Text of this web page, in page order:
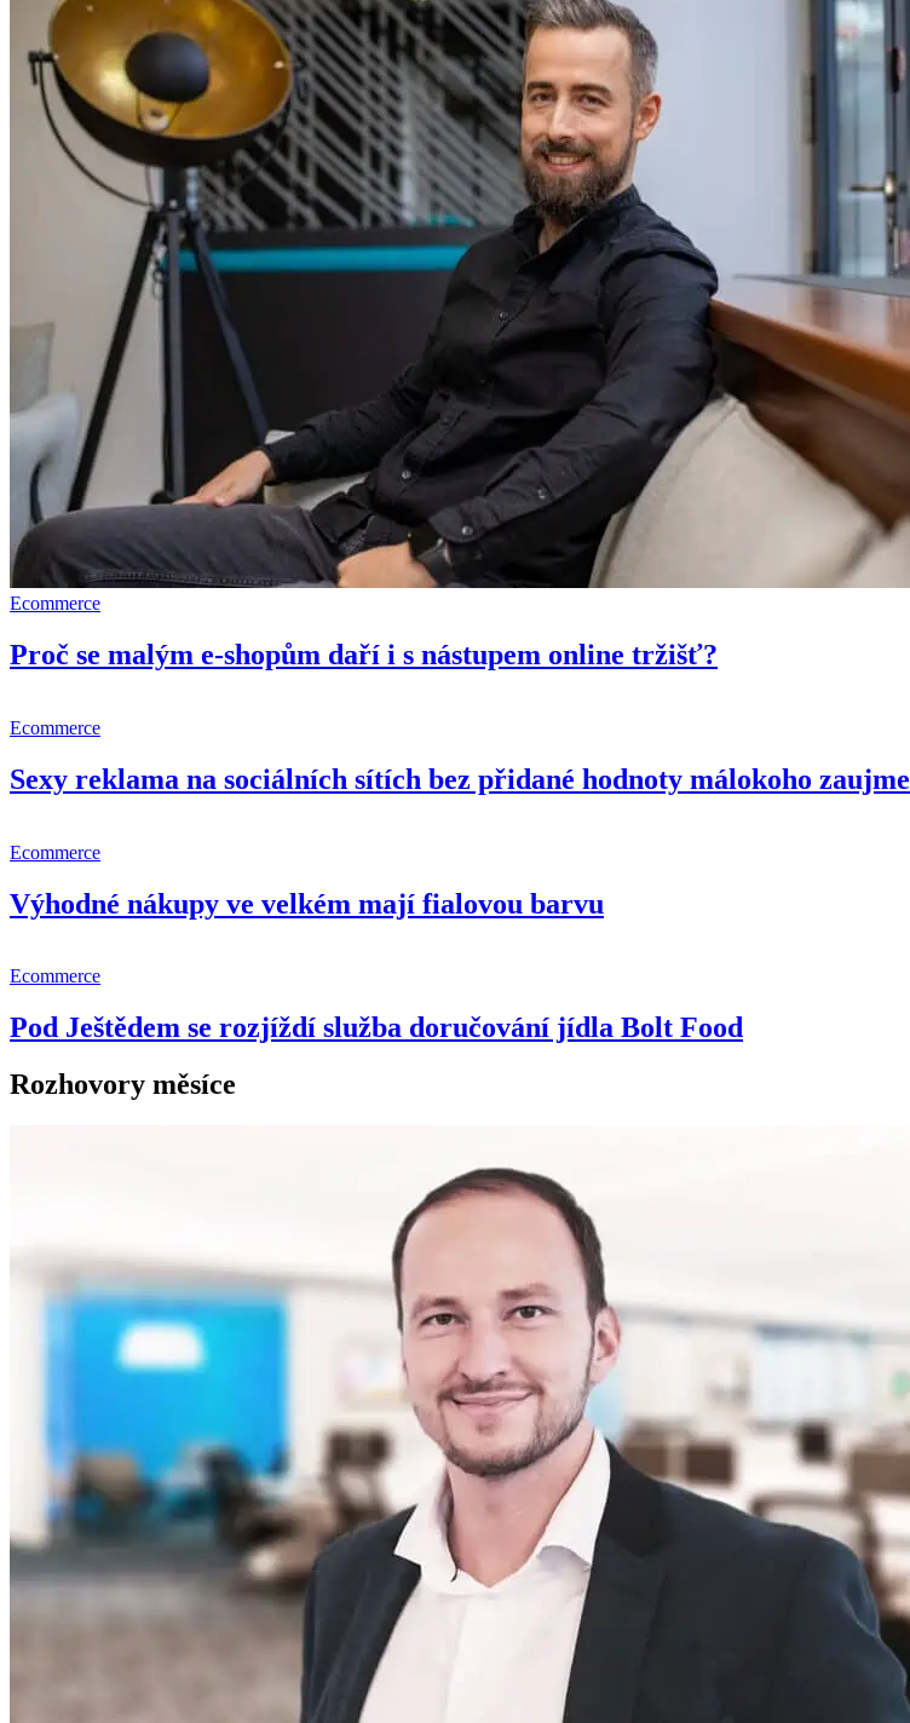
Ecommerce
Proč se malým e-shopům daří i s nástupem online tržišť?
Ecommerce
Sexy reklama na sociálních sítích bez přidané hodnoty málokoho zaujme
Ecommerce
Výhodné nákupy ve velkém mají fialovou barvu
Ecommerce
Pod Ještědem se rozjíždí služba doručování jídla Bolt Food
Rozhovory měsíce